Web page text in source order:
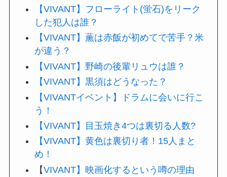
【VIVANT】フローライト(蛍石)をリーク
した犯人は誰？
【VIVANT】薫は赤飯が初めてで苦手？米
が違う？
【VIVANT】野崎の後輩リュウは誰？
【VIVANT】黒須はどうなった？
【VIVANTイベント】ドラムに会いに行こ
う！
【VIVANT】目玉焼き4つは裏切る人数?
【VIVANT】黄色は裏切り者！15人まと
め！
【VIVANT】映画化するという噂の理由